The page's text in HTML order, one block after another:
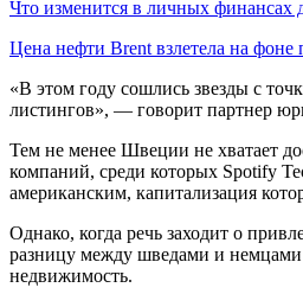
Что изменится в личных
Цена нефти Brent взлетела на
«В этом году сошлись звезды с
листингов», — говорит партнер
Тем не менее Швеции не хватает
компаний, среди которых Spotify
американским, капитализация
Однако, когда речь заходит о
разницу между шведами и немцами
недвижимость.